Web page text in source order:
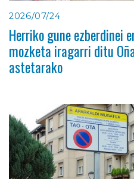
2026/07/24
Herriko gune ezberdinei
mozketa iragarri ditu
astetarako